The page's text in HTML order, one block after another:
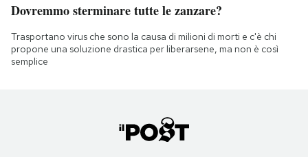
Dovremmo sterminare tutte le zanzare?
Trasportano virus che sono la causa di milioni di morti e c'è chi
propone una soluzione drastica per liberarsene, ma non è così
semplice